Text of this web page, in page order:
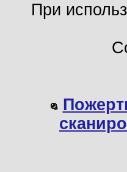
При